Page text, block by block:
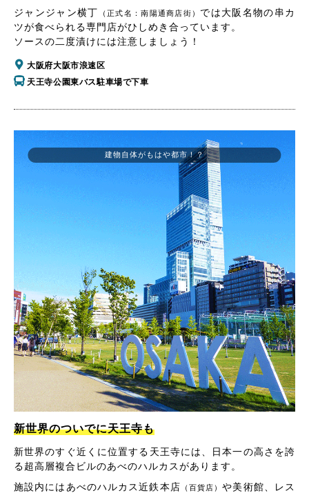
ジャンジャン横丁
（正式名：南陽通商店街） では大阪名物の串カ
ツが食べられる専門店がひしめき合っています。
ソースの二度漬けには注意しましょう！
大阪府大阪市浪速区
天王寺公園東バス駐車場で下車
新世界のついでに天王寺も
新世界のすぐ近くに位置する天王寺には、日本一の高さを誇
る超高層複合ビルのあべのハルカスがあります。
施設内にはあべのハルカス近鉄本店 （百貨店）や美術館、レス
建物自体がもはや都市！？